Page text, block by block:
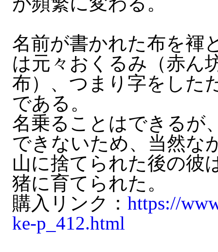
名前が書かれた布を褌
は元々おくるみ（赤ん
布）、つまり字をした
である。
名乗ることはできるが
できないため、当然な
山に捨てられた後の彼
猪に育てられた。
購入リンク： https://
ke-p_412.html